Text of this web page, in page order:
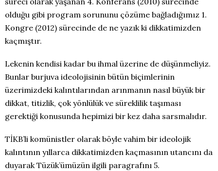
olduğu gibi program sorununu çözüme bağladığımız 1.
Kongre (2012) sürecinde de ne yazık ki dikkatimizden
kaçmıştır.
Lekenin kendisi kadar bu ihmal üzerine de düşünmeliyiz.
Bunlar burjuva ideolojisinin bütün biçimlerinin
üzerimizdeki kalıntılarından arınmanın nasıl büyük bir
dikkat, titizlik, çok yönlülük ve süreklilik taşıması
gerektiği konusunda hepimizi bir kez daha sarsmalıdır.
TİKB’li komünistler olarak böyle vahim bir ideolojik
kalıntının yıllarca dikkatimizden kaçmasının utancını da
duyarak Tüzük’ümüzün ilgili paragrafını 5.